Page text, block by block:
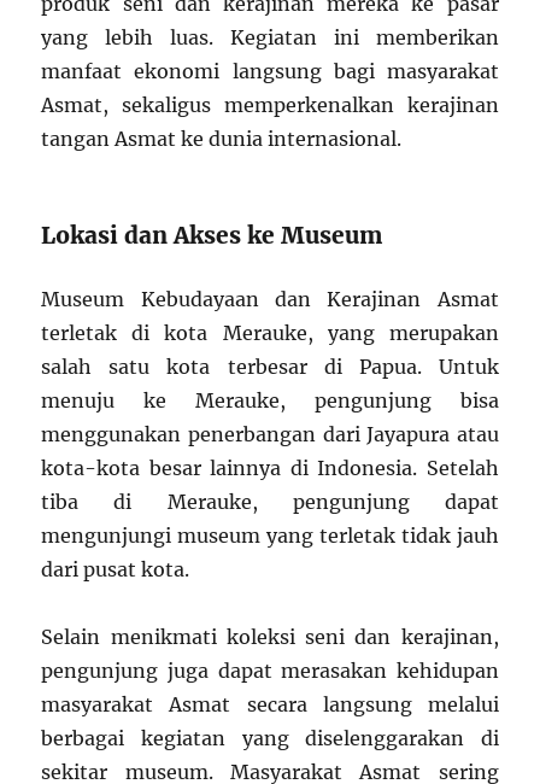
yang lebih luas. Kegiatan ini memberikan
manfaat ekonomi langsung bagi masyarakat
Asmat, sekaligus memperkenalkan kerajinan
tangan Asmat ke dunia internasional.
Lokasi dan Akses ke Museum
Museum Kebudayaan dan Kerajinan Asmat
terletak di kota Merauke, yang merupakan
salah satu kota terbesar di Papua. Untuk
menuju ke Merauke, pengunjung bisa
menggunakan penerbangan dari Jayapura atau
kota-kota besar lainnya di Indonesia. Setelah
tiba di Merauke, pengunjung dapat
mengunjungi museum yang terletak tidak jauh
dari pusat kota.
Selain menikmati koleksi seni dan kerajinan,
pengunjung juga dapat merasakan kehidupan
masyarakat Asmat secara langsung melalui
berbagai kegiatan yang diselenggarakan di
sekitar museum. Masyarakat Asmat sering